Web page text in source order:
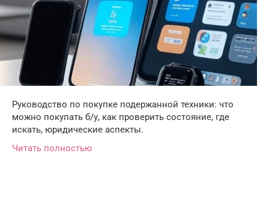
Руководство по покупке подержанной техники: что
можно покупать б/у, как проверить состояние, где
искать, юридические аспекты.
Читать полностью